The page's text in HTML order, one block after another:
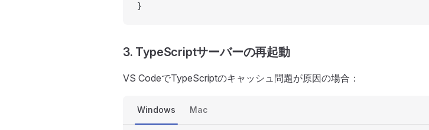
}
3. TypeScriptサーバーの再起動
VS CodeでTypeScriptのキャッシュ問題が原因の場合：
Windows Mac